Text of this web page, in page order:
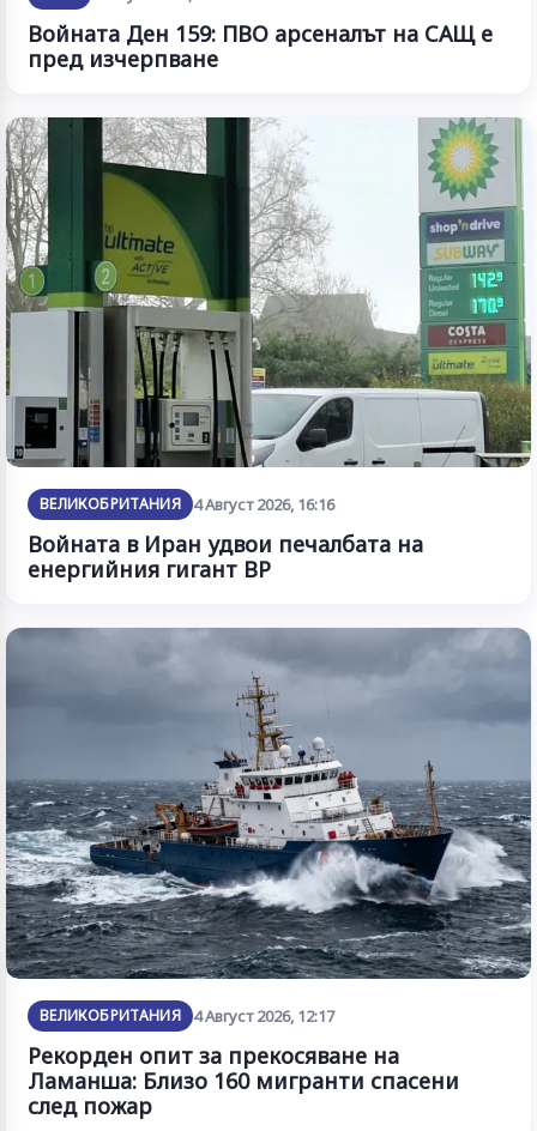
Войната Ден 159: ПВО арсеналът на САЩ е
пред изчерпване
ВЕЛИКОБРИТАНИЯ 4 Август 2026, 16:16
Войната в Иран удвои печалбата на
енергийния гигант BP
ВЕЛИКОБРИТАНИЯ 4 Август 2026, 12:17
Рекорден опит за прекосяване на
Ламанша: Близо 160 мигранти спасени
след пожар